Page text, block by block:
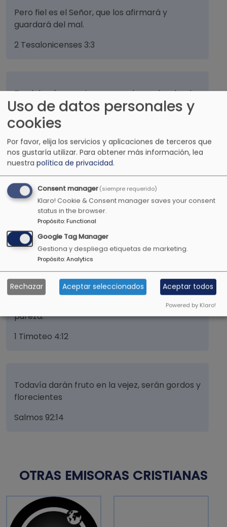
Pero fiel es el Señor, que los afirmará y
guardará del mal.
2 Tesalonicenses 3:3
Te alabaré para siempre por lo que has hecho
y esperaré en tu nombre. Porque es bueno,
delante de tus santos.
Salmos 52:9
Hijo mío, no menosprecies la disciplina del
Señor. Ni te canses de su corrección.
Proverbios 3:11
juventud, debes ser un ejemplo de los
creyentes, en la palabra, en la conversación,
en la caridad, en el espíritu, en la fe, en la
pureza.
1 Timoteo 4:12
Todavía darán fruto en la vejez, serán gordos y
florecientes
Salmos 92:14
OTRAS EMISORAS CRISTIANAS
Uso de datos personales y
cookies
Por favor, elija los servicios y aplicaciones de terceros que
nos gustaría utilizar. Para obtener más información, lea
nuestra política de privacidad.
Consent manager(siempre requerido)
Klaro! Cookie & Consent manager saves your consent
status in the browser.
Propósito:Functional
Google Tag Manager
Gestiona y despliega etiquetas de marketing.
Propósito:Analytics
Rechazar Aceptar seleccionados Aceptar todos
Powered by Klaro!